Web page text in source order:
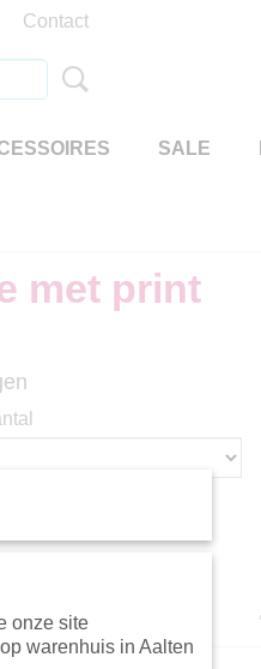
Contact
SALE
met print
3200
onze site
warenhuis in Aalten